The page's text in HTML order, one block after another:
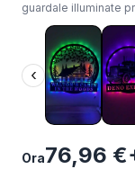
guardale illuminate
‹
Ora76,96